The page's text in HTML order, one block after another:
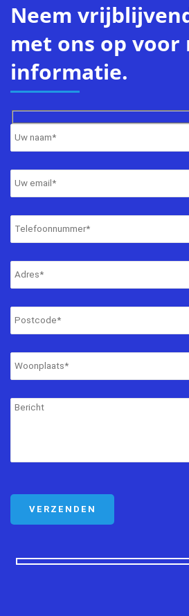
Neem
met ons op voor
informatie.